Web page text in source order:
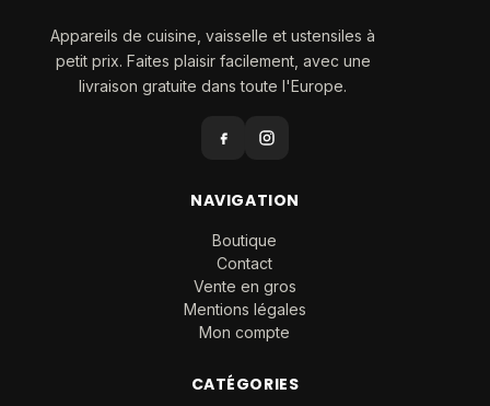
Appareils de cuisine, vaisselle et ustensiles à
petit prix. Faites plaisir facilement, avec une
livraison gratuite dans toute l'Europe.
NAVIGATION
Boutique
Contact
Vente en gros
Mentions légales
Mon compte
CATÉGORIES